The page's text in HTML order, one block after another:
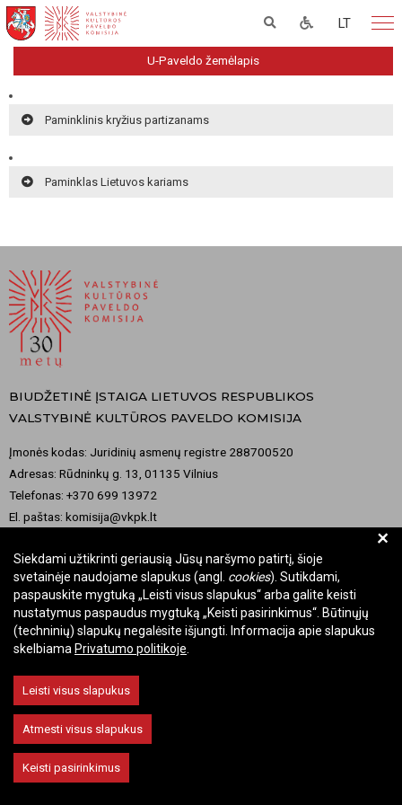
LT
U-Paveldo žemėlapis
Paminklinis kryžius partizanams
Paminklas Lietuvos kariams
BIUDŽETINĖ ĮSTAIGA LIETUVOS RESPUBLIKOS
VALSTYBINĖ KULTŪROS PAVELDO KOMISIJA
Įmonės kodas: Juridinių asmenų registre 288700520
Adresas: Rūdninkų g. 13, 01135 Vilnius
Telefonas: +370 699 13972
El. paštas: komisija@vkpk.lt
© 2026 Valstybinė kultūros paveldo komisija. Visos teisės saugomos.
Keisti slapukų nustatymus
+
Siekdami užtikrinti geriausią Jūsų naršymo patirtį, šioje
svetainėje naudojame slapukus (angl. cookies). Sutikdami,
paspauskite mygtuką „Leisti visus slapukus“ arba galite keisti
nustatymus paspaudus mygtuką „Keisti pasirinkimus“. Būtinųjų
(techninių) slapukų negalėsite išjungti. Informacija apie slapukus
skelbiama Privatumo politikoje
Leisti visus slapukus
Atmesti visus slapukus
Keisti pasirinkimus